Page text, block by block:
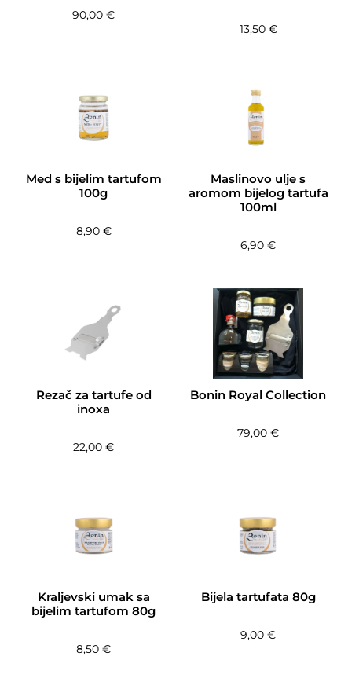
90,00€
13,50 €
Med s bijelim tartufom
100g
8,90 €
Maslinovo ulje s
aromom bijelog tartufa
100ml
6,90€
Rezač za tartufe od
inoxa
22,00€
Bonin Royal Collection
79,00€
Kraljevski umak sa
bijelim tartufom 80g
8,50€
Bijela tartufata 80g
9,00€